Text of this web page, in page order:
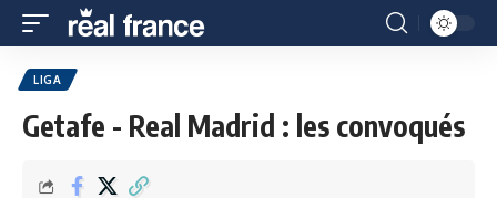
LIGA
Getafe - Real Madrid : les convoqués